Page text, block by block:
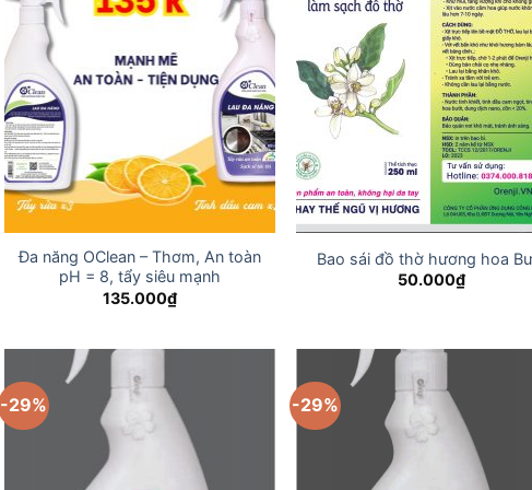
Đa năng OClean – Thơm, An toàn
pH = 8, tẩy siêu mạnh
135.000₫
Bao sái đồ thờ hương hoa
50.000₫
-29% -29%